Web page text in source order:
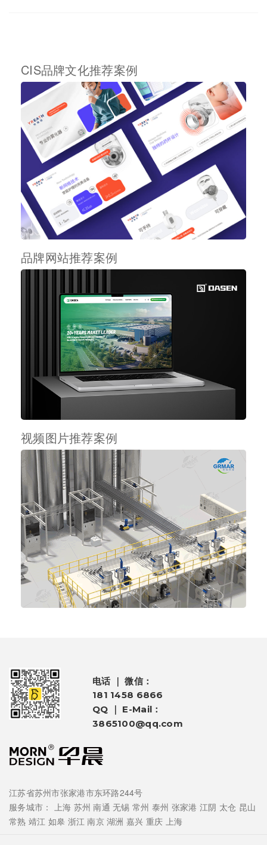
CIS品牌文化推荐案例
品牌网站推荐案例
视频图片推荐案例
电话 ｜ 微信：
181 1458 6866
QQ ｜ E-Mail：
3865100@qq.com
江苏省苏州市张家港市东环路244号
服务城市：
上海 苏州 南通 无锡 常州 泰州 张家港 江阴 太仓 昆山
常熟 靖江 如皋 浙江 南京 湖洲 嘉兴 重庆 上海